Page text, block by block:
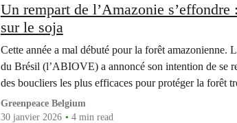
Un rempart de l’Amazonie
sur le soja
Cette année a mal débuté pour la forêt amazonienne.
du Brésil (l’ABIOVE) a annoncé son intention de se
des boucliers les plus efficaces pour protéger la forêt
Greenpeace Belgium
30 janvier 2026
4 min read